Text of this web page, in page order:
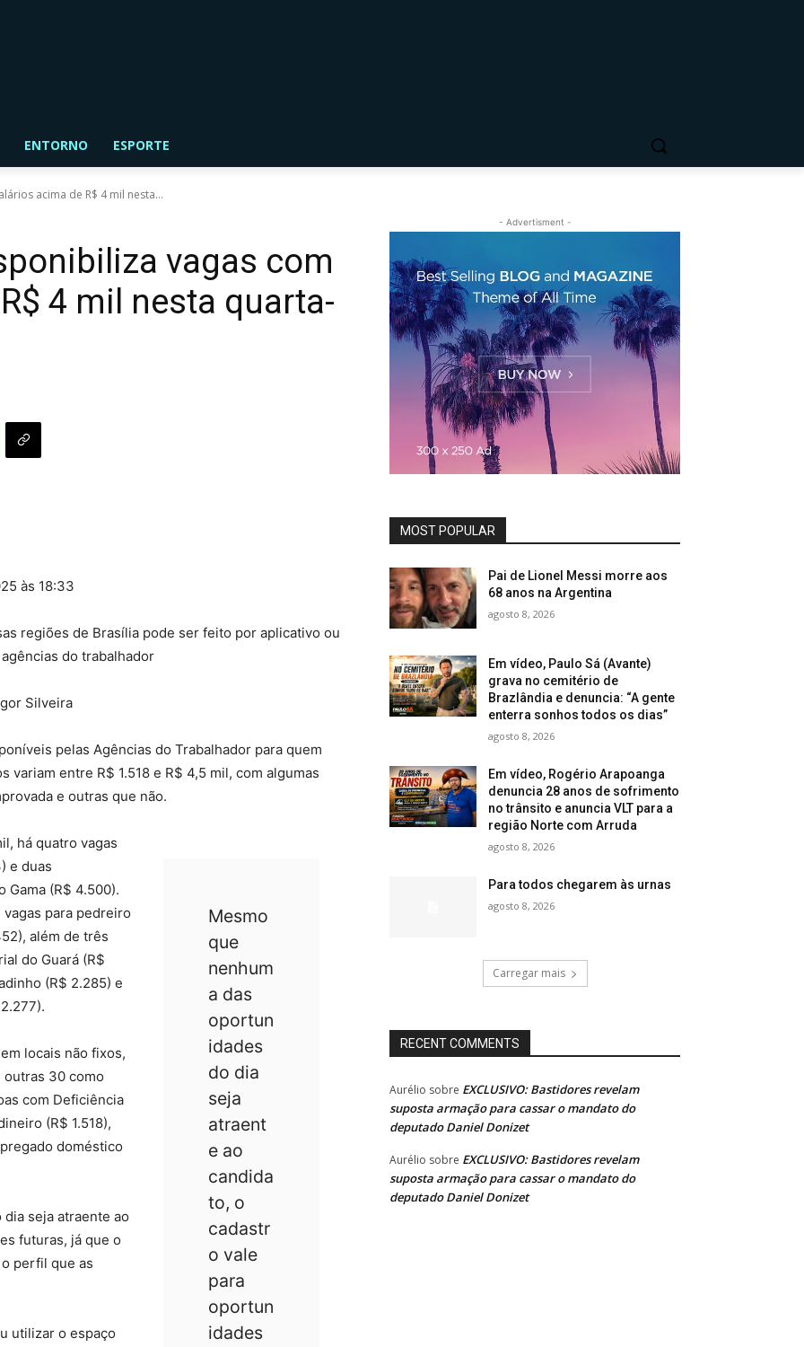
ENTORNO ESPORTE
acima de R$ 4 mil nesta...
vagas com
4 mil nesta quarta-
às 18:33
regiões de Brasília pode ser feito por aplicativo ou
do trabalhador
Silveira
pelas Agências do Trabalhador para quem
variam entre R$ 1.518 e R$ 4,5 mil, com algumas
e outras que não.
Mesmo
que
nenhum
a das
oportun
idades
do dia
seja
atraent
e ao
candida
to, o
cadastr
o vale
para
oportun
idades
há quatro vagas
e duas
(R$ 4.500).
vagas para pedreiro
além de três
do Guará (R$
(R$ 2.285) e
locais não fixos,
outras 30 como
com Deficiência
(R$ 1.518),
doméstico
seja atraente ao
futuras, já que o
perfil que as
utilizar o espaço
- Advertisment -
MOST POPULAR
Pai de Lionel Messi morre aos
68 anos na Argentina
agosto 8, 2026
Em vídeo, Paulo Sá (Avante)
grava no cemitério de
Brazlândia e denuncia: “A gente
enterra sonhos todos os dias”
agosto 8, 2026
Em vídeo, Rogério Arapoanga
denuncia 28 anos de sofrimento
no trânsito e anuncia VLT para a
região Norte com Arruda
agosto 8, 2026
Para todos chegarem às urnas
agosto 8, 2026
Carregar mais
RECENT COMMENTS
Aurélio sobre EXCLUSIVO: Bastidores revelam
suposta armação para cassar o mandato do
deputado Daniel Donizet
Aurélio sobre EXCLUSIVO: Bastidores revelam
suposta armação para cassar o mandato do
deputado Daniel Donizet